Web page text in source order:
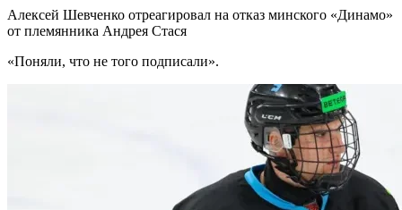
Алексей Шевченко отреагировал на отказ минского «Динамо»
от племянника Андрея Стася
«Поняли, что не того подписали».